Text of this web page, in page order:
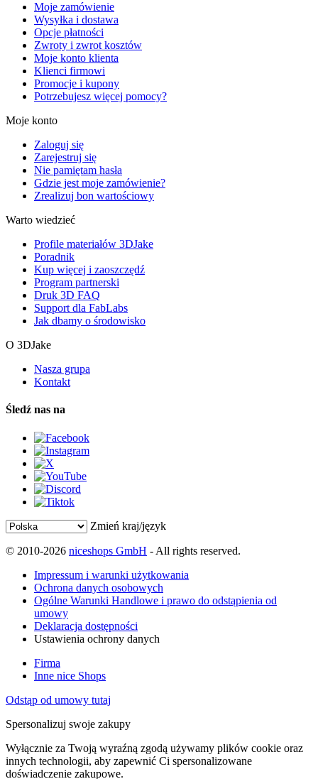
Moje zamówienie
Wysyłka i dostawa
Opcje płatności
Zwroty i zwrot kosztów
Moje konto klienta
Klienci firmowi
Promocje i kupony
Potrzebujesz więcej pomocy?
Moje konto
Zaloguj się
Zarejestruj się
Nie pamiętam hasła
Gdzie jest moje zamówienie?
Zrealizuj bon wartościowy
Warto wiedzieć
Profile materiałów 3DJake
Poradnik
Kup więcej i zaoszczędź
Program partnerski
Druk 3D FAQ
Support dla FabLabs
Jak dbamy o środowisko
O 3DJake
Nasza grupa
Kontakt
Śledź nas na
Zmień kraj/język
© 2010-2026 niceshops GmbH - All rights reserved.
Impressum i warunki użytkowania
Ochrona danych osobowych
Ogólne Warunki Handlowe i prawo do odstąpienia od
umowy
Deklaracja dostępności
Ustawienia ochrony danych
Firma
Inne nice Shops
Odstąp od umowy tutaj
Spersonalizuj swoje zakupy
Wyłącznie za Twoją wyraźną zgodą używamy plików cookie oraz
innych technologii, aby zapewnić Ci spersonalizowane
doświadczenie zakupowe.